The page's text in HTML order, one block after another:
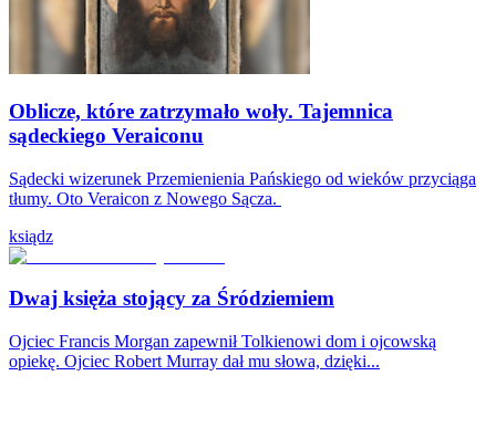
Oblicze, które zatrzymało woły. Tajemnica
sądeckiego Veraiconu
Sądecki wizerunek Przemienienia Pańskiego od wieków przyciąga
tłumy. Oto Veraicon z Nowego Sącza.
ksiądz
Dwaj księża stojący za Śródziemiem
Ojciec Francis Morgan zapewnił Tolkienowi dom i ojcowską
opiekę. Ojciec Robert Murray dał mu słowa, dzięki...